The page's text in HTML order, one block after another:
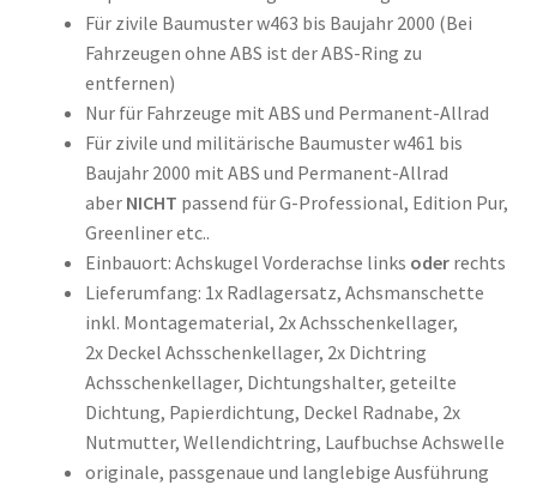
Für zivile Baumuster w463 bis Baujahr 2000 (Bei
Fahrzeugen ohne ABS ist der ABS-Ring zu
entfernen)
Nur für Fahrzeuge mit ABS und Permanent-Allrad
Für zivile und militärische Baumuster w461 bis
Baujahr 2000 mit ABS und Permanent-Allrad
aber NICHT passend für G-Professional, Edition Pur,
Greenliner etc..
Einbauort: Achskugel Vorderachse links oderrechts
Lieferumfang: 1x Radlagersatz, Achsmanschette
inkl. Montagematerial, 2x Achsschenkellager,
2x Deckel Achsschenkellager, 2x Dichtring
Achsschenkellager, Dichtungshalter, geteilte
Dichtung, Papierdichtung, Deckel Radnabe, 2x
Nutmutter, Wellendichtring, Laufbuchse Achswelle
originale, passgenaue und langlebige Ausführung